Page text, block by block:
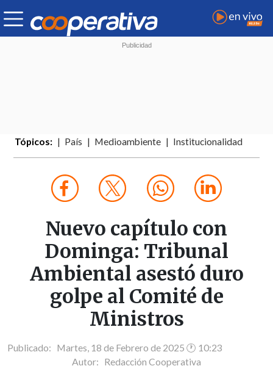
Tópicos: País Medioambiente Institucionalidad
Nuevo capítulo con
Dominga: Tribunal
Ambiental asestó duro
golpe al Comité de
Ministros
Publicado: Martes, 18 de Febrero de 2025 🕐 10:23
Autor: Redacción Cooperativa